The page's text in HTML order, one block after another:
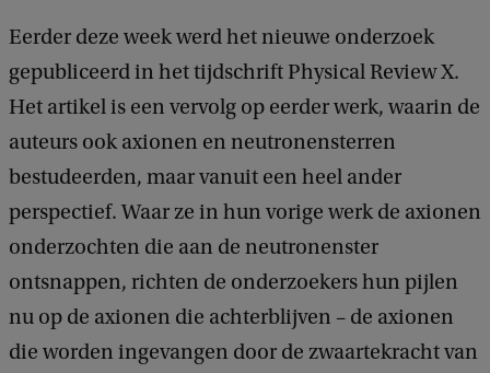
Eerder deze week werd het nieuwe onderzoek
gepubliceerd in het tijdschrift Physical Review X.
Het artikel is een vervolg op eerder werk, waarin de
auteurs ook axionen en neutronensterren
bestudeerden, maar vanuit een heel ander
perspectief. Waar ze in hun vorige werk de axionen
onderzochten die aan de neutronenster
ontsnappen, richten de onderzoekers hun pijlen
nu op de axionen die achterblijven – de axionen
die worden ingevangen door de zwaartekracht van